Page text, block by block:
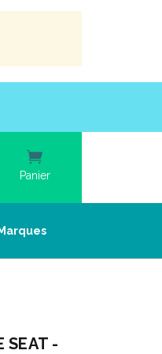
Panier
Marques
-